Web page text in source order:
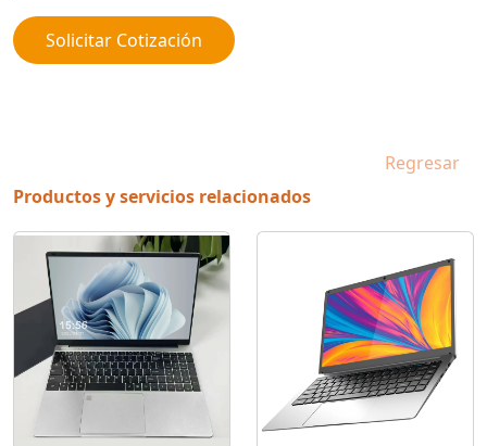
Solicitar Cotización
Regresar
Productos y servicios relacionados